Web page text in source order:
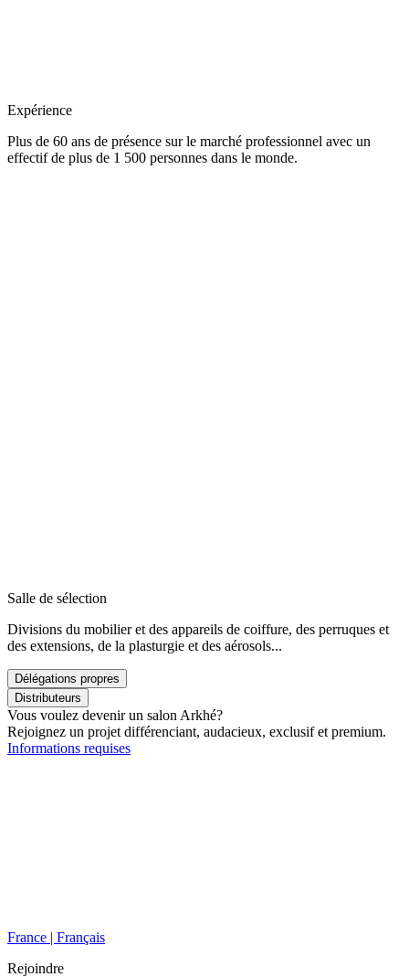
Expérience
Plus de 60 ans de présence sur le marché professionnel avec un
effectif de plus de 1 500 personnes dans le monde.
Salle de sélection
Divisions du mobilier et des appareils de coiffure, des perruques et
des extensions, de la plasturgie et des aérosols...
Délégations propres
Distributeurs
Vous voulez devenir un salon Arkhé?
Rejoignez un projet différenciant, audacieux, exclusif et premium.
Informations requises
France | Français
Rejoindre